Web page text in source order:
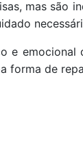
mas são
e emocional
forma de